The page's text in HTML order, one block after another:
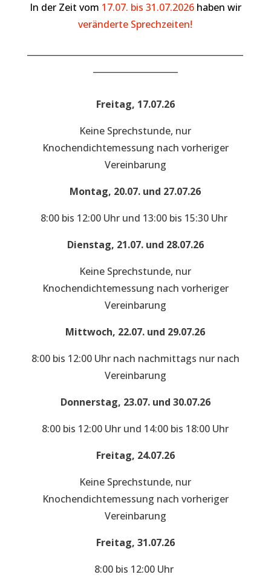
In der Zeit vom 17.07. bis 31.07.2026 haben wir
veränderte Sprechzeiten!
Freitag, 17.07.26
Keine Sprechstunde, nur
Knochendichtemessung nach vorheriger
Vereinbarung
Montag, 20.07. und 27.07.26
8:00 bis 12:00 Uhr und 13:00 bis 15:30 Uhr
Dienstag, 21.07. und 28.07.26
Keine Sprechstunde, nur
Knochendichtemessung nach vorheriger
Vereinbarung
Mittwoch, 22.07. und 29.07.26
8:00 bis 12:00 Uhr nach nachmittags nur nach
Vereinbarung
Donnerstag, 23.07. und 30.07.26
8:00 bis 12:00 Uhr und 14:00 bis 18:00 Uhr
Freitag, 24.07.26
Keine Sprechstunde, nur
Knochendichtemessung nach vorheriger
Vereinbarung
Freitag, 31.07.26
8:00 bis 12:00 Uhr